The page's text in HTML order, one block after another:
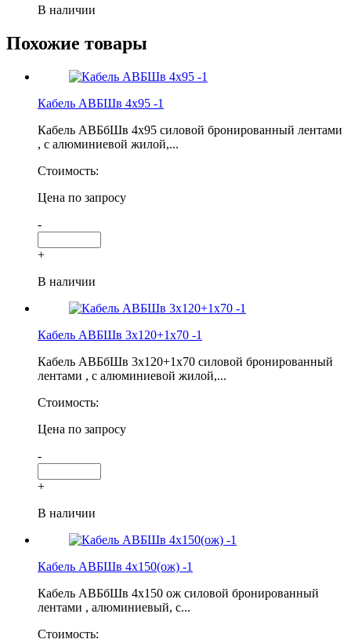
В наличии
Похожие товары
Кабель АВБШв 4х95 -1
Кабель АВБбШв 4х95 силовой бронированный лентами
, с алюминиевой жилой,...
Стоимость:
Цена по запросу
-
+
В наличии
Кабель АВБШв 3х120+1х70 -1
Кабель АВБбШв 3х120+1х70 силовой бронированный
лентами , с алюминиевой жилой,...
Стоимость:
Цена по запросу
-
+
В наличии
Кабель АВБШв 4х150(ож) -1
Кабель АВБбШв 4х150 ож силовой бронированный
лентами , алюминиевый, с...
Стоимость: